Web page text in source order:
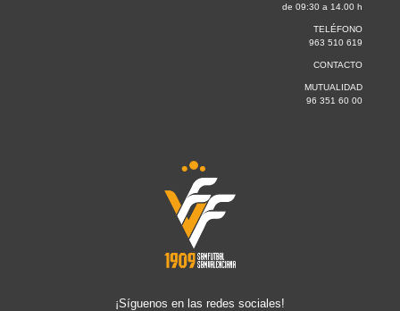
de 09:30 a 14.00 h
TELÉFONO
963 510 619
CONTACTO
MUTUALIDAD
96 351 60 00
¡Síguenos en las redes sociales!